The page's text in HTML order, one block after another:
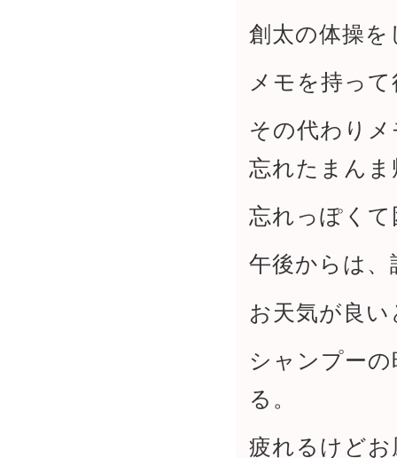
創太の体操
メモを持っ
その代わり
忘れたまん
忘れっぽく
午後からは、
お天気が良
シャンプー
る。
疲れるけど